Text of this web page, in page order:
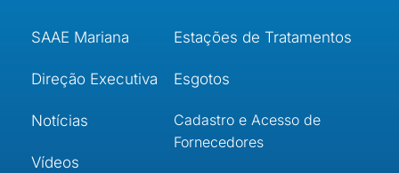
SAAE Mariana
Direção Executiva
Notícias
Vídeos
Estações de Tratamentos
Esgotos
Cadastro e Acesso de
Fornecedores